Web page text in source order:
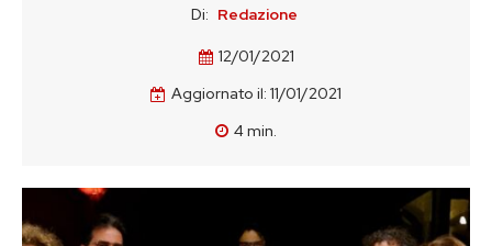
Di: Redazione
12/01/2021
Aggiornato il: 11/01/2021
4min.